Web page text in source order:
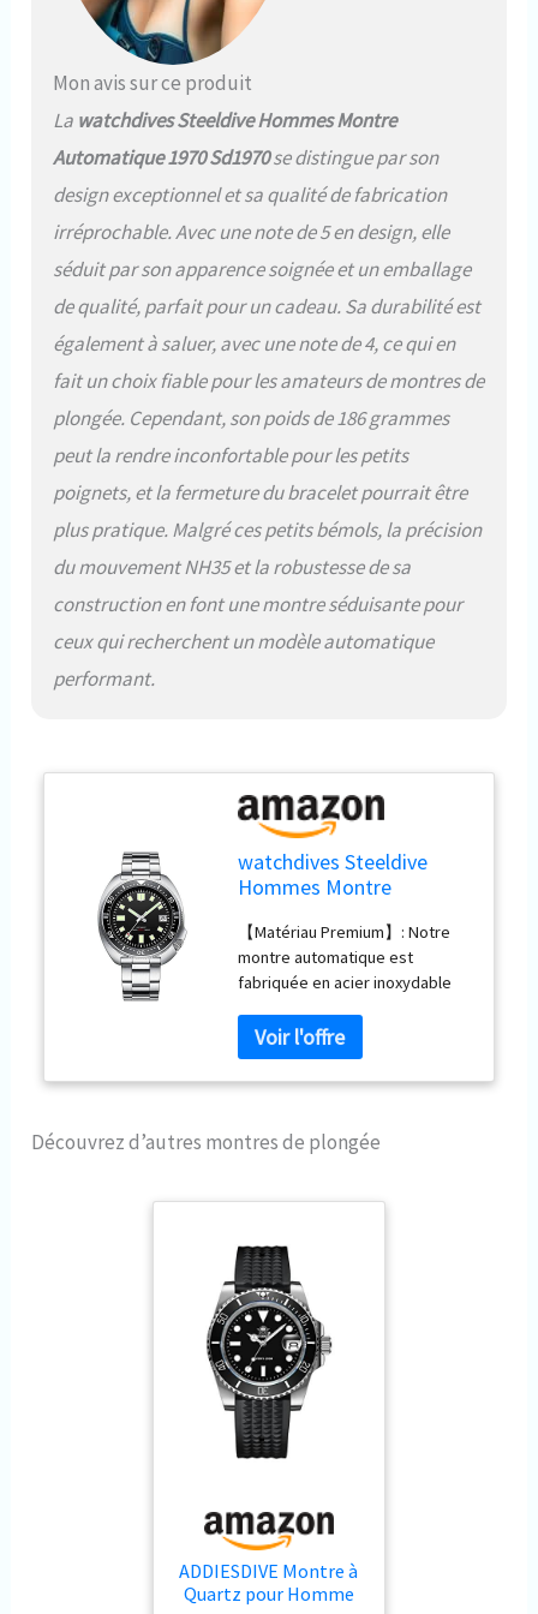
étanche jusqu'à 200m, adaptée
la montre est également
résistante à une petite quantité
de lavage des mains, aux
éclaboussures du visage et à la
pluie pour toute utilisation
quotidienne étanche. 【Montre
Lumineuse】: Vert super
lumineux C3 et bleu BGW.
Lumière longue durée dans un
environnement sombre, les
vous permettent de saisir
l'heure sans craindre
Vous】: Montres-bracelets pour
hommes, cadeau parfait pour
réunions. Montre en acier
inoxydable pour l'obtention d'un
mariage et la saint-valentin.
Mon avis sur ce produit
La watchdives Steeldive Hommes Montre
Automatique 1970 Sd1970se distingue par son
design exceptionnel et sa qualité de fabrication
irréprochable. Avec une note de 5 en design, elle
séduit par son apparence soignée et un emballage
de qualité, parfait pour un cadeau. Sa durabilité est
également à saluer, avec une note de 4, ce qui en
fait un choix fiable pour les amateurs de montres de
plongée. Cependant, son poids de 186 grammes
peut la rendre inconfortable pour les petits
poignets, et la fermeture du bracelet pourrait être
plus pratique. Malgré ces petits bémols, la précision
du mouvement NH35 et la robustesse de sa
construction en font une montre séduisante pour
ceux qui recherchent un modèle automatique
performant.
watchdives Steeldive
Hommes Montre
Sd1970 Montre-Bracelet
Nh35 Mouvement 200m
Montres De Plongée
【Matériau Premium】: Notre
montre automatique est
fabriquée en acier inoxydable
verre saphir avec revêtement
ar. Lunette en céramique à
rotation unidirectionnelle de 120
guichet de date à 3 heures pour
une lecture facile de la date.
fréquence 21600 fois par heure
(3Hz), deuxième arrêt,
mouvement à remontage
automatique bidirectionnel à
remontage automatique de 24
rubis, 41 heures de stockage
d'énergie. 【Résistant à L'eau à
200 Mètres】: Notre montre est
étanche jusqu'à 200m, adaptée
la montre est également
résistante à une petite quantité
de lavage des mains, aux
éclaboussures du visage et à la
Découvrez d’autres montres de plongée
ADDIESDIVE Montre à
Quartz pour Homme